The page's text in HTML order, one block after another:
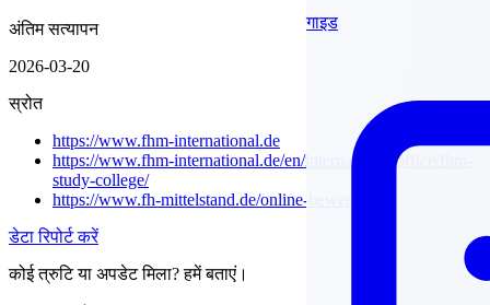
गाइड
अंतिम सत्यापन
2026-03-20
स्रोत
https://www.fhm-international.de
https://www.fhm-international.de/en/international-office/fhm-
study-college/
https://www.fh-mittelstand.de/online-bewerbung/
डेटा रिपोर्ट करें
कोई त्रुटि या अपडेट मिला? हमें बताएं।